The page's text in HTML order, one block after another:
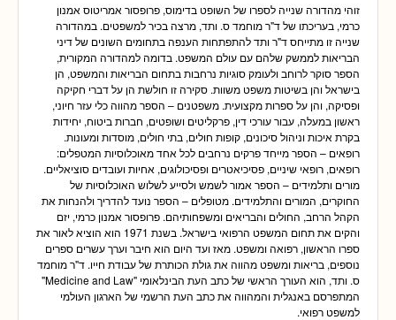
זוהי מהדורה שנייה לספרו של השופט בדימוס, פרופסור אמריטוס אמנון
כרמי, בעריכתו של ד"ר מוחמד ס. ותד, מרצה בכיר למשפטים. במהדורה
שנייה זו מתייחס ד"ר ותד להתפתחות הענפה בתחומים השונים של דיני
הבריאות לממשק שלהם עם עולם המשפט. בדומה למהדורה המקורית,
הספר סוקר לרוחב ולעומק סוגיות נרחבות בתחום הבריאות והמשפט, הן
בישראל והן בשיטות משפט משוות. סקירה זו חולשת הן על דברי חקיקה
ופסיקה, והן על ספרות מקצועית. משפטנים – הספר מהווה כלי עזר חיוני,
ראשון במעלה, עבור עורכי דין, פרקליטים ושופטים, חברות ביטוח, יחידות
בקרת איכות וניהול סיכונים, קופות חולים, בתי חולים, מוסדות ומעונות.
רופאים – הספר מייחד פרקים נרחבים לכל אחד מאוכלוסיות המטפלים:
רופאים, רופאי שיניים, פסיכיאטרים ופסיכולוגים, אחיות ועובדים סוציאליים.
מורים ותלמידים – הספר אמור לשמש ולסייע לשלוש האוכלוסיות של
החוקרים, המורים והתלמידים. מטופלים – הספר נועד להדריך ולהנחות את
הקהל הרחב, החולים והבריאים ומשפחותיהם. פרופסור אמנון כרמי, יזם
והקים את תחום המשפט הרפואי בישראל. בשנת 1971 הוא הוציא לאור את
ספרו הראשון, רפואה ומשפט. מאז ועד היום הוא חיבר וערך עשרים ספרים
נוספים, בריאות ומשפט מהווה את גולת הכותרת של עבודת חייו. ד"ר מוחמד
ס. ותד, הוא העורך הראשי של כתב העת הבינלאומי "Medicine and Law"
המתפרסם באנגלית והמהווה את כתב העת הרשמי של הארגון העולמי
למשפט רפואי.